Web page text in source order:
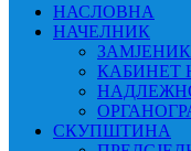
НАСЛОВНА
НАЧЕЛНИК
КАБИНЕТ
СКУПШТИНА